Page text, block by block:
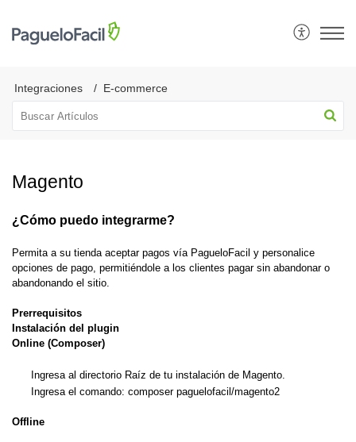
Integraciones E-commerce
Magento
¿Cómo puedo integrarme?
Permita a su tienda aceptar pagos vía PagueloFacil y personalice
opciones de pago, permitiéndole a los clientes pagar sin abandonar o
abandonando el sitio.
Prerrequisitos
Instalación del plugin
Online (Composer)
Ingresa al directorio Raíz de tu instalación de Magento.
Ingresa el comando: composer paguelofacil/magento2
Offline